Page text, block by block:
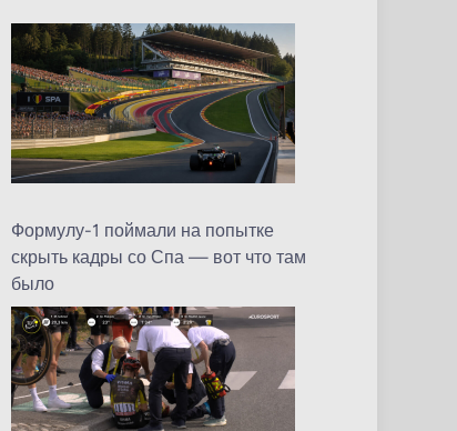
Формулу-1 поймали на попытке
скрыть кадры со Спа — вот что там
было